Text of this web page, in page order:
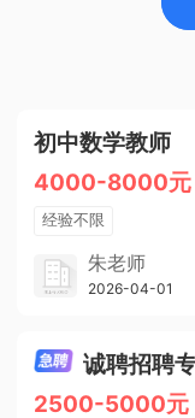
初中数学教师
4000-8000元
经验不限
学历不限
1人
朱老师
博学启智教育
2026-04-01
诚聘招聘
2500-5000元